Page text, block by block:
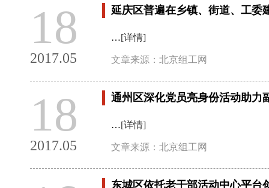
18
2017.05
延庆区普遍在乡镇、街道、工委
…[详情]
文章来源：北京组工网
18
2017.05
通州区深化党员亮身份活动助力
…[详情]
文章来源：北京组工网
东城区依托老干部活动中心平台